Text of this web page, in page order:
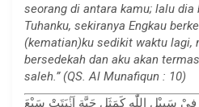
seorang di antara kamu; lalu dia
Tuhanku, sekiranya Engkau
(kematian)ku sedikit waktu lagi,
bersedekah dan aku akan
saleh.” (QS. Al Munafiqun : 10)
فِيْ سَبِيْلِ اللّٰهِ كَمَثَلِ حَبَّةٍ اَنْۢبَتَتْ سَبْعَ